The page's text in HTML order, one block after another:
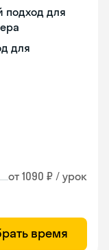
подход для
для
от 1090 ₽ / урок
время